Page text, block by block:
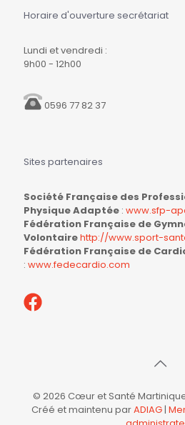
Horaire d'ouverture secrétariat
Lundi et vendredi :
9h00 - 12h00
0596 77 82 37
Sites partenaires
Société Française des
Physique Adaptée : www.sfp-
Fédération Française de
Volontairehttp://www.sport-
Fédération Française de
: www.fedecardio.com
© 2026 Cœur et Santé
Créé et maintenu parADIAG|